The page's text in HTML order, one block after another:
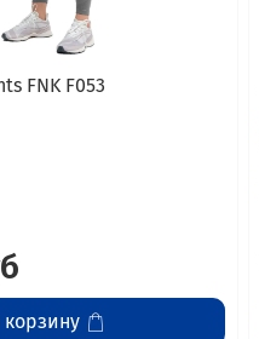
FNK F053
корзину